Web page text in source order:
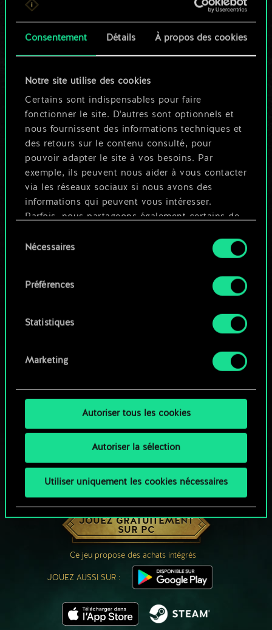
Consentement Détails À propos des cookies
Notre site utilise des cookies
Certains sont indispensables pour faire
fonctionner le site. D'autres sont optionnels et
nous fournissent des informations techniques et
des retours sur le contenu consulté, pour
pouvoir adapter le site à vos besoins. Par
exemple, ils peuvent nous aider à vous contacter
via les réseaux sociaux si nous avons des
informations qui peuvent vous intéresser.
Parfois, nous partageons également certains de
ces cookies optionnels ne seront appliqués
Vous pouvez consulter tous les détails sur notre
préférences dans le menu "Paramètres" ci-
duNécessaires
Préférences
Statistiques
Marketing
Autoriser tous les cookies
Autoriser la sélection
Utiliser uniquement les cookies nécessaires
n'est qu'un jeu de
cartes partagé.
Mais cela peut être
tellement plus !
Nommer ce jeu et créer un guide
OU
Parcourir les jeux de la communauté
UNE PETITE PARTIE DE GWENT ?
JOUEZ GRATUITEMENT
SUR PC
Ce jeu propose des achats intégrés
JOUEZ AUSSI SUR :